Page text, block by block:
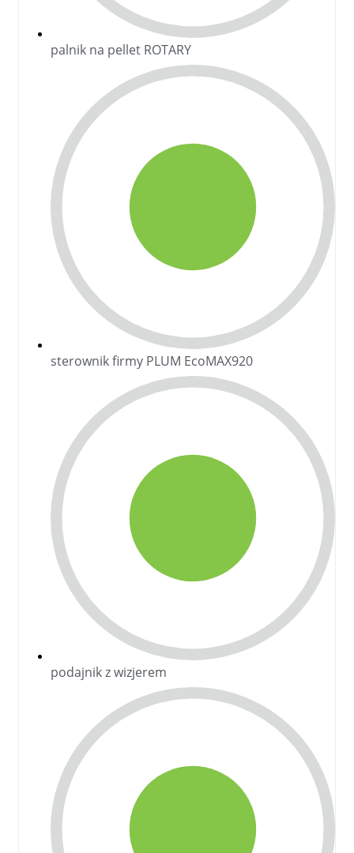
palnik na pellet ROTARY
sterownik firmy PLUM EcoMAX920
podajnik z wizjerem